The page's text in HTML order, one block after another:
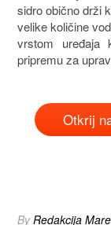
sidro obično drži
velike količine
vrstom uređaja
pripremu za
Otkrij
ByRedakcija